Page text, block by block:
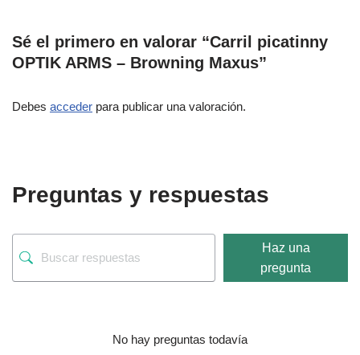
Sé el primero en valorar “Carril picatinny
OPTIK ARMS – Browning Maxus”
Debes acceder para publicar una valoración.
Preguntas y respuestas
Haz una
pregunta
No hay preguntas todavía